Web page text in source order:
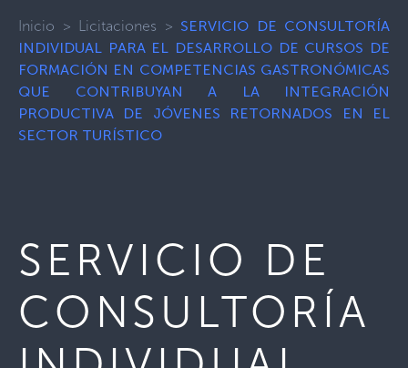
Inicio > Licitaciones > SERVICIO DE CONSULTORÍA
INDIVIDUAL PARA EL DESARROLLO DE CURSOS DE
FORMACIÓN EN COMPETENCIAS GASTRONÓMICAS
QUE CONTRIBUYAN A LA INTEGRACIÓN
PRODUCTIVA DE JÓVENES RETORNADOS EN EL
SECTOR TURÍSTICO
SERVICIO DE
CONSULTORÍA